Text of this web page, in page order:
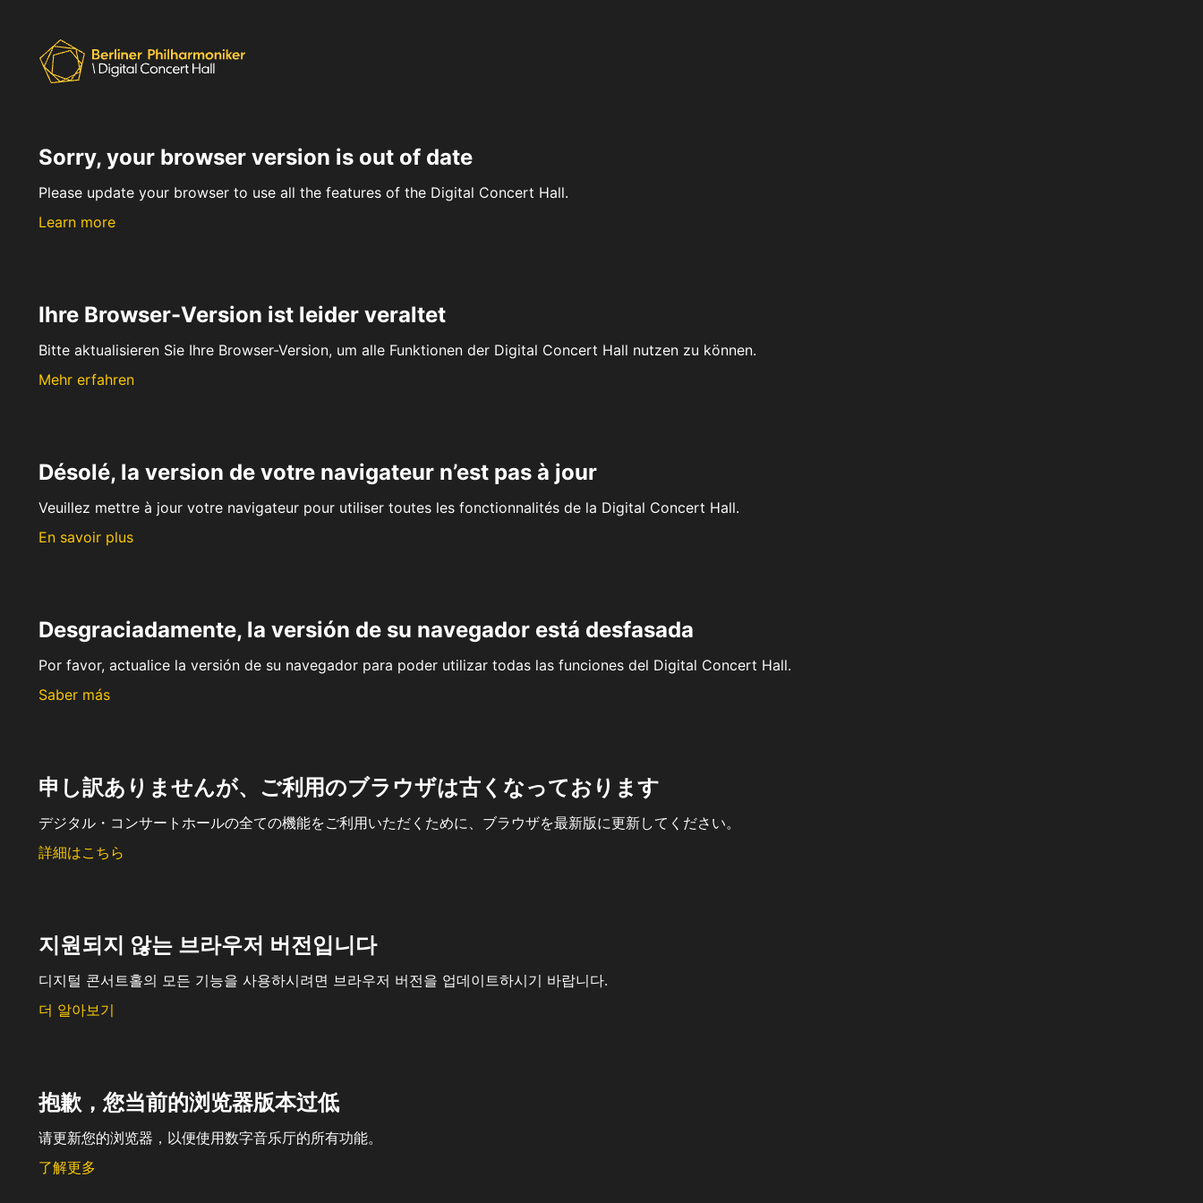
Sorry, your browser version is out of date
Please update your browser to use all the features of the Digital Concert Hall.
Learn more
Ihre Browser-Version ist leider veraltet
Bitte aktualisieren Sie Ihre Browser-Version, um alle Funktionen der Digital Concert Hall nutzen zu können.
Mehr erfahren
Désolé, la version de votre navigateur n’est pas à jour
Veuillez mettre à jour votre navigateur pour utiliser toutes les fonctionnalités de la Digital Concert Hall.
En savoir plus
Desgraciadamente, la versión de su navegador está desfasada
Por favor, actualice la versión de su navegador para poder utilizar todas las funciones del Digital Concert Hall.
Saber más
申し訳ありませんが、ご利用のブラウザは古くなっております
デジタル・コンサートホールの全ての機能をご利用いただくために、ブラウザを最新版に更新してください。
詳細はこちら
지원되지 않는 브라우저 버전입니다
디지털 콘서트홀의 모든 기능을 사용하시려면 브라우저 버전을 업데이트하시기 바랍니다.
더 알아보기
抱歉，您当前的浏览器版本过低
请更新您的浏览器，以便使用数字音乐厅的所有功能。
了解更多